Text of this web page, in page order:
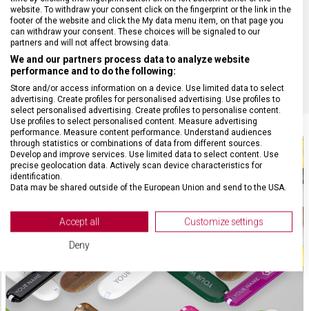
MATERIÁL Termoplast
BARVA Červená
website. To withdraw your consent click on the fingerprint or the link in the
footer of the website and click the My data menu item, on that page you
can withdraw your consent. These choices will be signaled to our
partners and will not affect browsing data.
We and our partners process data to analyze website
performance and to do the following:
Store and/or access information on a device. Use limited data to select
advertising. Create profiles for personalised advertising. Use profiles to
select personalised advertising. Create profiles to personalise content.
Use profiles to select personalised content. Measure advertising
performance. Measure content performance. Understand audiences
through statistics or combinations of data from different sources.
Develop and improve services. Use limited data to select content. Use
precise geolocation data. Actively scan device characteristics for
identification.
Data may be shared outside of the European Union and send to the USA.
View Partner List (2 IAB Vendors)
We use your data for the following purposes:
Store and/or access information on a device
Use limited data to select advertising
Accept all Customize settings
Deny